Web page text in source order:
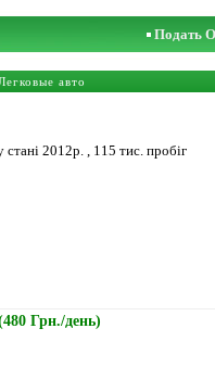
Подать
авто
2012р. , 115 тис. пробіг
Грн./день)